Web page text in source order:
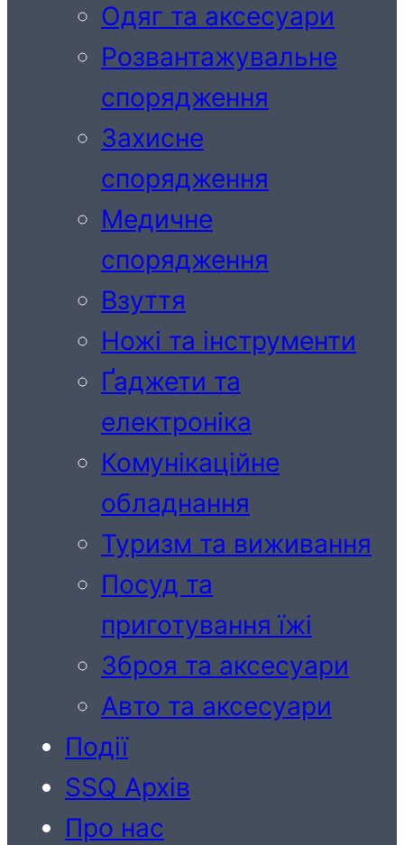
Одяг та аксесуари
Розвантажувальне
спорядження
Захисне
спорядження
Медичне
спорядження
Взуття
Ножі та інструменти
Ґаджети та
електроніка
Комунікаційне
обладнання
Туризм та виживання
Посуд та
приготування їжі
Зброя та аксесуари
Авто та аксесуари
Події
SSQ Архів
Про нас